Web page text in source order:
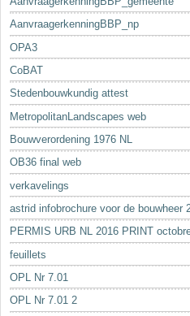
AanvraagerkenningBBP_np
OPA3
CoBAT
Stedenbouwkundig attest
MetropolitanLandscapes web
Bouwverordening 1976 NL
OB36 final web
verkavelings
astrid infobrochure voor de bouwheer
PERMIS URB NL 2016 PRINT
feuillets
OPL Nr 7.01
OPL Nr 7.01 2